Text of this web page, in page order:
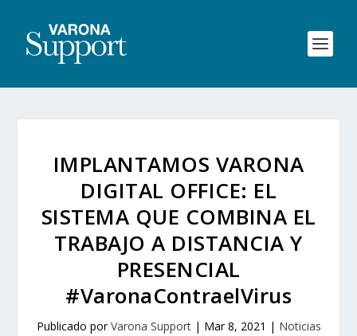
IMPLANTAMOS VARONA
DIGITAL OFFICE: EL
SISTEMA QUE COMBINA EL
TRABAJO A DISTANCIA Y
PRESENCIAL
#VaronaContraelVirus
Publicado porVarona Support| Mar 8, 2021 | Noticias